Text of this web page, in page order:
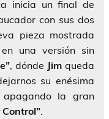
inicia un final de
con sus dos
pieza mostrada
en una versión sin
, dónde Jim queda
su enésima
la gran
.